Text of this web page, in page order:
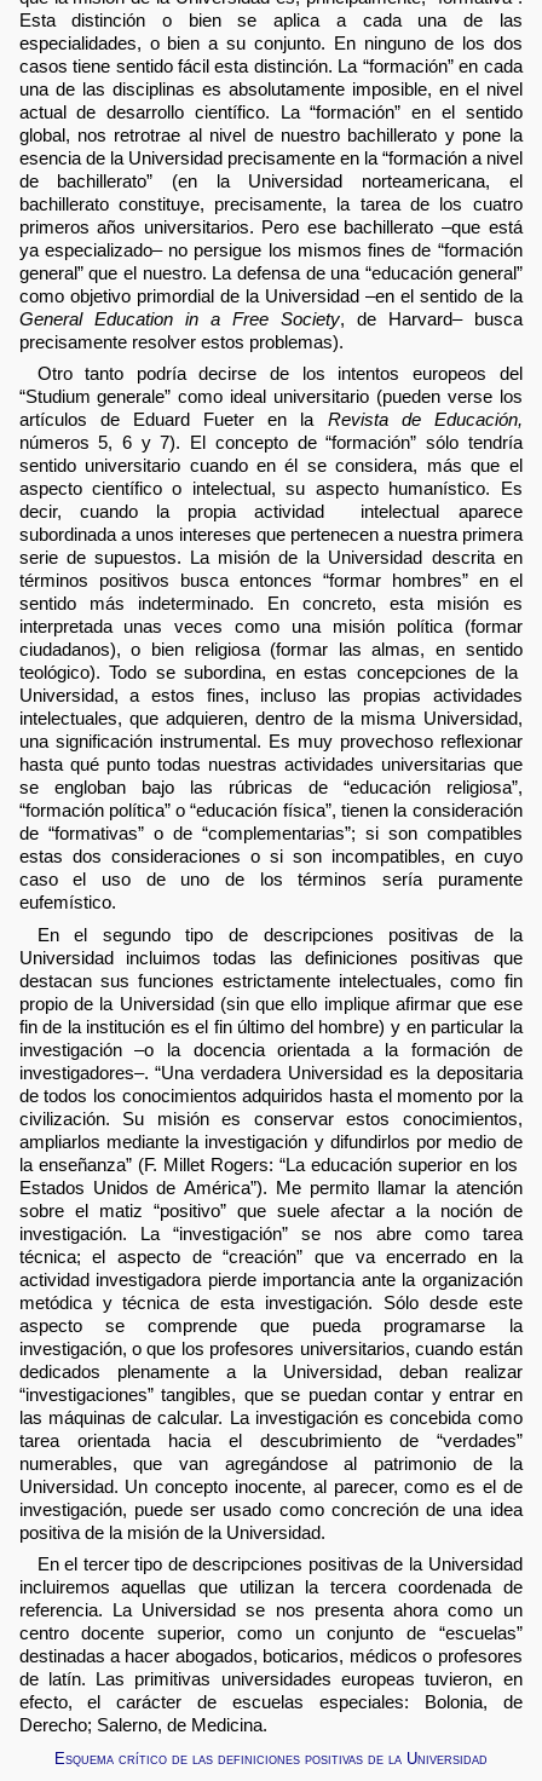
Esta distinción o bien se aplica a cada una de las
especialidades, o bien a su conjunto. En ninguno de los dos
casos tiene sentido fácil esta distinción. La “formación” en cada
una de las disciplinas es absolutamente imposible, en el nivel
actual de desarrollo científico. La “formación” en el sentido
global, nos retrotrae al nivel de nuestro bachillerato y pone la
esencia de la Universidad precisamente en la “formación a nivel
de bachillerato” (en la Universidad norteamericana, el
bachillerato constituye, precisamente, la tarea de los cuatro
primeros años universitarios. Pero ese bachillerato –que está
ya especializado– no persigue los mismos fines de “formación
general” que el nuestro. La defensa de una “educación general”
como objetivo primordial de la Universidad –en el sentido de la
General Education in a Free Society, de Harvard– busca
precisamente resolver estos problemas).
Otro tanto podría decirse de los intentos europeos del
“Studium generale” como ideal universitario (pueden verse los
artículos de Eduard Fueter en la Revista de Educación,
números 5, 6 y 7). El concepto de “formación” sólo tendría
sentido universitario cuando en él se considera, más que el
aspecto científico o intelectual, su aspecto humanístico. Es
decir, cuando la propia actividad intelectual aparece
subordinada a unos intereses que pertenecen a nuestra primera
serie de supuestos. La misión de la Universidad descrita en
términos positivos busca entonces “formar hombres” en el
sentido más indeterminado. En concreto, esta misión es
interpretada unas veces como una misión política (formar
ciudadanos), o bien religiosa (formar las almas, en sentido
teológico). Todo se subordina, en estas concepciones de la
Universidad, a estos fines, incluso las propias actividades
intelectuales, que adquieren, dentro de la misma Universidad,
una significación instrumental. Es muy provechoso reflexionar
hasta qué punto todas nuestras actividades universitarias que
se engloban bajo las rúbricas de “educación religiosa”,
“formación política” o “educación física”, tienen la consideración
de “formativas” o de “complementarias”; si son compatibles
estas dos consideraciones o si son incompatibles, en cuyo
caso el uso de uno de los términos sería puramente
eufemístico.
En el segundo tipo de descripciones positivas de la
Universidad incluimos todas las definiciones positivas que
destacan sus funciones estrictamente intelectuales, como fin
propio de la Universidad (sin que ello implique afirmar que ese
fin de la institución es el fin último del hombre) y en particular la
investigación –o la docencia orientada a la formación de
investigadores–. “Una verdadera Universidad es la depositaria
de todos los conocimientos adquiridos hasta el momento por la
civilización. Su misión es conservar estos conocimientos,
ampliarlos mediante la investigación y difundirlos por medio de
la enseñanza” (F. Millet Rogers: “La educación superior en los
Estados Unidos de América”). Me permito llamar la atención
sobre el matiz “positivo” que suele afectar a la noción de
investigación. La “investigación” se nos abre como tarea
técnica; el aspecto de “creación” que va encerrado en la
actividad investigadora pierde importancia ante la organización
metódica y técnica de esta investigación. Sólo desde este
aspecto se comprende que pueda programarse la
investigación, o que los profesores universitarios, cuando están
dedicados plenamente a la Universidad, deban realizar
“investigaciones” tangibles, que se puedan contar y entrar en
las máquinas de calcular. La investigación es concebida como
tarea orientada hacia el descubrimiento de “verdades”
numerables, que van agregándose al patrimonio de la
Universidad. Un concepto inocente, al parecer, como es el de
investigación, puede ser usado como concreción de una idea
positiva de la misión de la Universidad.
En el tercer tipo de descripciones positivas de la Universidad
incluiremos aquellas que utilizan la tercera coordenada de
referencia. La Universidad se nos presenta ahora como un
centro docente superior, como un conjunto de “escuelas”
destinadas a hacer abogados, boticarios, médicos o profesores
de latín. Las primitivas universidades europeas tuvieron, en
efecto, el carácter de escuelas especiales: Bolonia, de
Derecho; Salerno, de Medicina.
Esquema crítico de las definiciones positivas de la Universidad